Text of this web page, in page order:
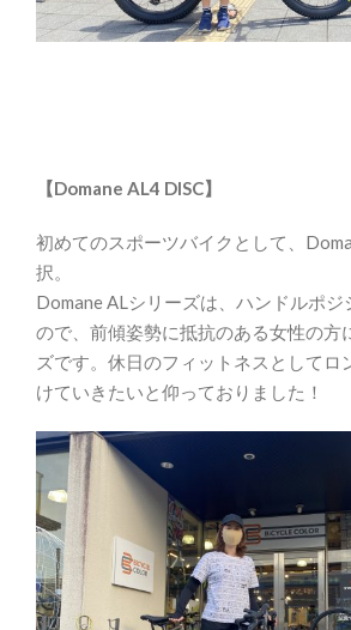
【Domane AL4 DISC】
初めてのスポーツバイクとして、
択。
Domane ALシリーズは、ハンドルポジ
ので、前傾姿勢に抵抗のある女性の方
ズです。休日のフィットネスとしてロ
けていきたいと仰っておりました！